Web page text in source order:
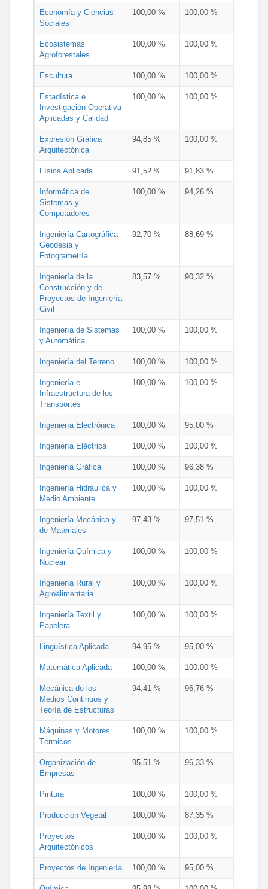
Economía y Ciencias
Sociales
100,00 % 100,00 %
Ecosistemas
Agroforestales
100,00 % 100,00 %
Escultura 100,00 % 100,00 %
Estadística e
Investigación Operativa
Aplicadas y Calidad
100,00 % 100,00 %
Expresión Gráfica
Arquitectónica
94,85 % 100,00 %
Física Aplicada 91,52 % 91,83 %
Informática de
Sistemas y
Computadores
100,00 % 94,26 %
Ingeniería Cartográfica
Geodesia y
Fotogrametría
92,70 % 88,69 %
Ingeniería de la
Construcción y de
Proyectos de Ingeniería
Civil
83,57 % 90,32 %
Ingeniería de Sistemas
y Automática
100,00 % 100,00 %
Ingeniería del Terreno 100,00 % 100,00 %
Ingeniería e
Infraestructura de los
Transportes
100,00 % 100,00 %
Ingeniería Electrónica 100,00 % 95,00 %
Ingeniería Eléctrica 100,00 % 100,00 %
Ingeniería Gráfica 100,00 % 96,38 %
Ingeniería Hidráulica y
Medio Ambiente
100,00 % 100,00 %
Ingeniería Mecánica y
de Materiales
97,43 % 97,51 %
Ingeniería Química y
Nuclear
100,00 % 100,00 %
Ingeniería Rural y
Agroalimentaria
100,00 % 100,00 %
Ingeniería Textil y
Papelera
100,00 % 100,00 %
Lingüística Aplicada 94,95 % 95,00 %
Matemática Aplicada 100,00 % 100,00 %
Mecánica de los
Medios Continuos y
Teoría de Estructuras
94,41 % 96,76 %
Máquinas y Motores
Térmicos
100,00 % 100,00 %
Organización de
Empresas
95,51 % 96,33 %
Pintura 100,00 % 100,00 %
Producción Vegetal 100,00 % 87,35 %
Proyectos
Arquitectónicos
100,00 % 100,00 %
Proyectos de Ingeniería 100,00 % 95,00 %